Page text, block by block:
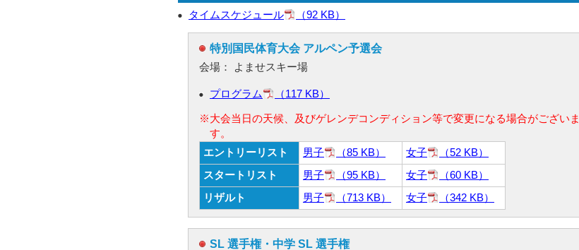
タイムスケジュール （92 KB）
特別国民体育大会 アルペン予選会
会場： よませスキー場
プログラム （117 KB）
※大会当日の天候、及びゲレンデコンディション等で変更になる場合がございま
す。
エントリーリスト
男子 （85 KB） 女子
（52 KB）
スタートリスト
男子 （95 KB） 女子
（60 KB）
リザルト
男子 （713 KB） 女子 （342 KB）
SL 選手権・中学 SL 選手権